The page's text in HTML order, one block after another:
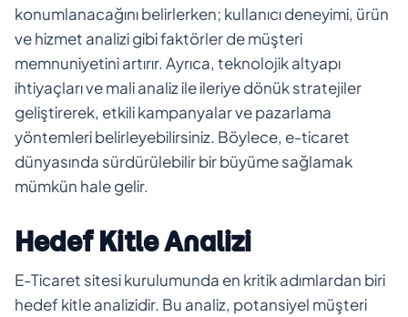
konumlanacağını belirlerken; kullanıcı deneyimi, ürün
ve hizmet analizi gibi faktörler de müşteri
memnuniyetini artırır. Ayrıca, teknolojik altyapı
ihtiyaçları ve mali analiz ile ileriye dönük stratejiler
geliştirerek, etkili kampanyalar ve pazarlama
yöntemleri belirleyebilirsiniz. Böylece, e-ticaret
dünyasında sürdürülebilir bir büyüme sağlamak
mümkün hale gelir.
Hedef Kitle Analizi
E-Ticaret sitesi kurulumunda en kritik adımlardan biri
hedef kitle analizidir. Bu analiz, potansiyel müşteri